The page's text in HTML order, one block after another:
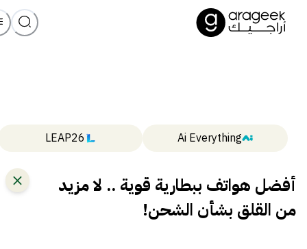
Ai Everything
LEAP26
أفضل هواتف ببطارية قوية .. لا مزيد
من القلق بشأن الشحن!